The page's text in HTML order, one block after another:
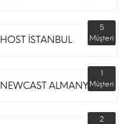
HOST İSTANBUL
5
Müşteri
NEWCAST ALMANYA
1
Müşteri
2